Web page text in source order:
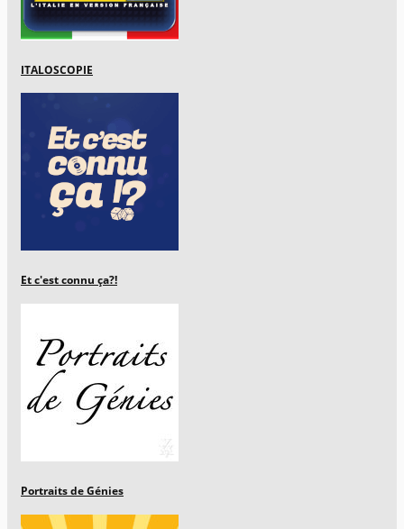
ITALOSCOPIE
Et c'est connu ça?!
Portraits de Génies